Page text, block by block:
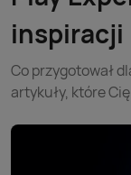
inspiracji
Co przygotował
artykuły, które